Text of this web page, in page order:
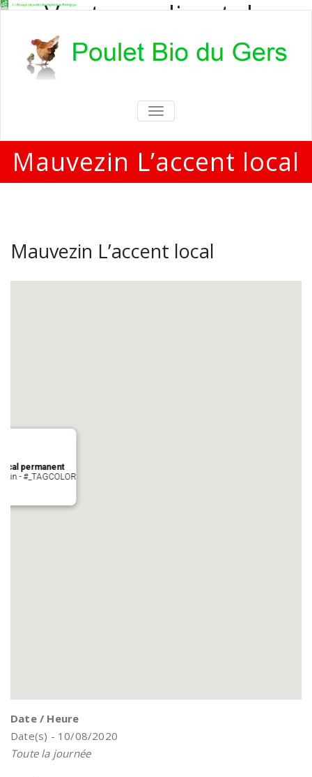
Vente en direct de
poulets bio
Vente en direct de poulets bio aux
particuliers et professionnels
TOGGLE
NAVIGATION
Mauvezin L’accent local
Mauvezin L’accent local
permanent
- #_TAGCOLOR
Date / Heure
Date(s) - 10/08/2020
Toute la journée